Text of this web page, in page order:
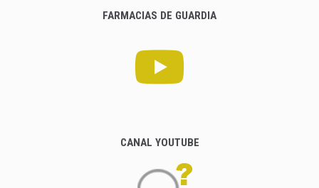
FARMACIAS DE GUARDIA
CANAL YOUTUBE